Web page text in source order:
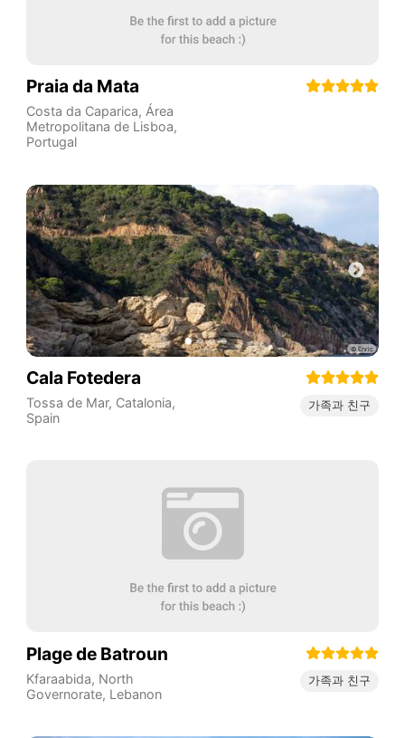
Praia da Mata
Costa da Caparica, Área
Metropolitana de Lisboa,
Portugal
Cala Fotedera
Tossa de Mar, Catalonia,
Spain
가족과 친구
Plage de Batroun
Kfaraabida, North
Governorate, Lebanon
가족과 친구